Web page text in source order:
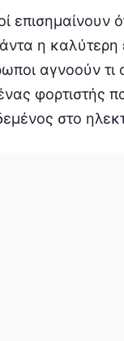
επισημαίνουν
η καλύτερη
αγνοούν τι
φορτιστής
στο